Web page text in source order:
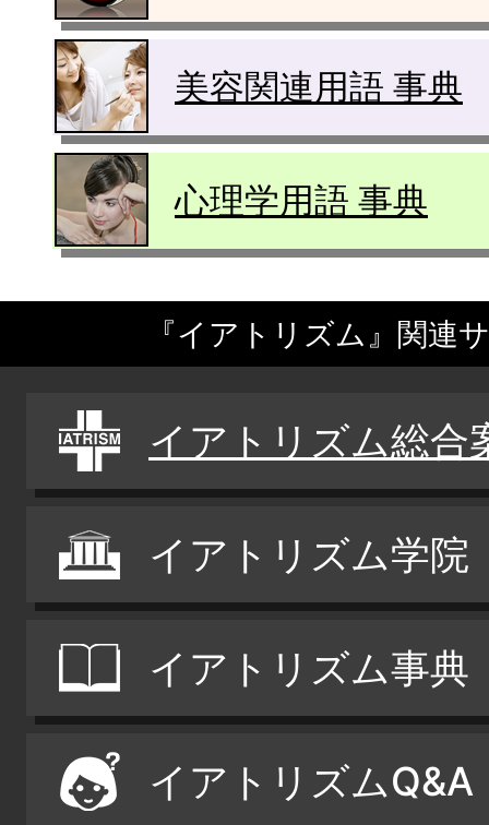
美容関連用語 事典
心理学用語 事典
『イアトリズム』関連
イアトリズム総合
イアトリズム学院
イアトリズム事典
イアトリズムQ&A